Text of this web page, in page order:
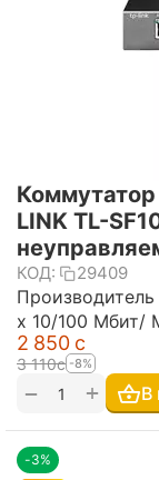
Коммутатор
LINK TL-
КОД: 29409
x 10/100 Мбит/
2 850 с
3 110с -8%
+
− В
-3%